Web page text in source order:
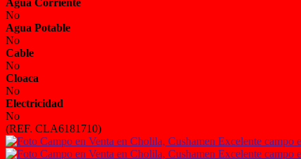
Agua Corriente
No
Agua Potable
No
Cable
No
Cloaca
No
Electricidad
No
(REF. CLA6181710)